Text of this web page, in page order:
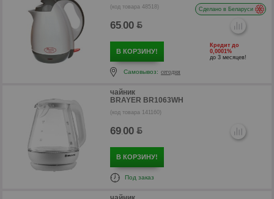
р
(код товара 48518) Сделано в Беларуси
65.00
В КОРЗИНУ!
Кредит до
0,0001%
до 3 месяцев!
Самовывоз: сегодня
чайник
BRAYER BR1063WH
(код товара 141160)
69.00
В КОРЗИНУ!
Под заказ